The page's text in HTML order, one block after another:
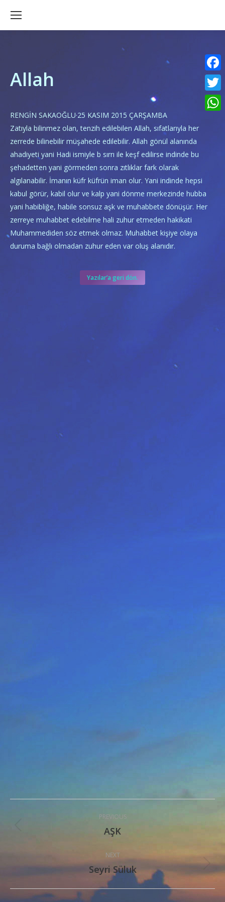
Allah
RENGİN SAKAOĞLU·25 KASIM 2015 ÇARŞAMBA
Zatıyla bilinmez olan, tenzih edilebilen Allah, sıfatlarıyla her
zerrede bilinebilir müşahede edilebilir. Allah gönül alanında
ahadiyeti yani Hadi ismiyle b sırrı ile keşf edilirse indinde bu
şehadetten yani görmeden sonra zıtlıklar fark olarak
algılanabilir. İmanın küfr küfrün iman olur. Yani indinde hepsi
kabul görür, kabil olur ve kalp yani dönme merkezinde hubba
yani habibliğe, habile sonsuz aşk ve muhabbete dönüşür. Her
zerreye muhabbet edebilme hali zuhur etmeden hakikati
Muhammediden söz etmek olmaz. Muhabbet kişiye olaya
duruma bağlı olmadan zuhur eden var oluş alanıdır.
Yazılar’a geri dön.
navigation
PREVIOUS
Previous
AŞK
NEXT
Next
post:
Seyri Süluk